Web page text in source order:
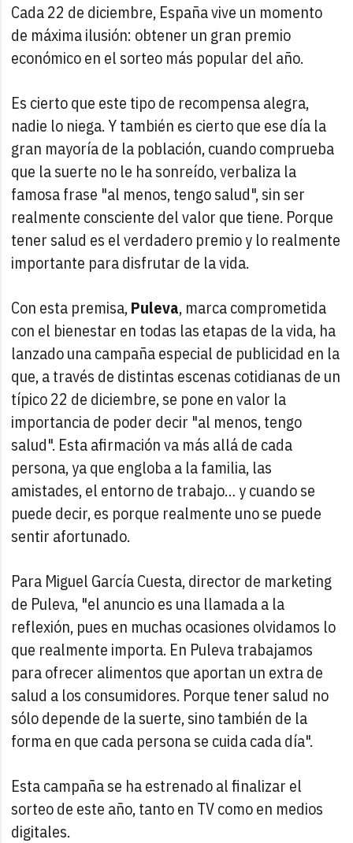
Cada 22 de diciembre, España vive un momento
de máxima ilusión: obtener un gran premio
económico en el sorteo más popular del año.
Es cierto que este tipo de recompensa alegra,
nadie lo niega. Y también es cierto que ese día la
gran mayoría de la población, cuando comprueba
que la suerte no le ha sonreído, verbaliza la
famosa frase "al menos, tengo salud", sin ser
realmente consciente del valor que tiene. Porque
tener salud es el verdadero premio y lo realmente
importante para disfrutar de la vida.
Con esta premisa,Puleva, marca comprometida
con el bienestar en todas las etapas de la vida, ha
lanzado una campaña especial de publicidad en la
que, a través de distintas escenas cotidianas de un
típico 22 de diciembre, se pone en valor la
importancia de poder decir "al menos, tengo
salud". Esta afirmación va más allá de cada
persona, ya que engloba a la familia, las
amistades, el entorno de trabajo… y cuando se
puede decir, es porque realmente uno se puede
sentir afortunado.
Para Miguel García Cuesta, director de marketing
de Puleva, "el anuncio es una llamada a la
reflexión, pues en muchas ocasiones olvidamos lo
que realmente importa. En Puleva trabajamos
para ofrecer alimentos que aportan un extra de
salud a los consumidores. Porque tener salud no
sólo depende de la suerte, sino también de la
forma en que cada persona se cuida cada día".
Esta campaña se ha estrenado al finalizar el
sorteo de este año, tanto en TV como en medios
digitales.